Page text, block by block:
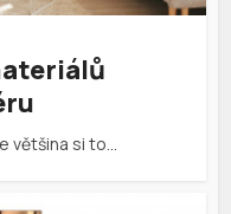
většina si to…